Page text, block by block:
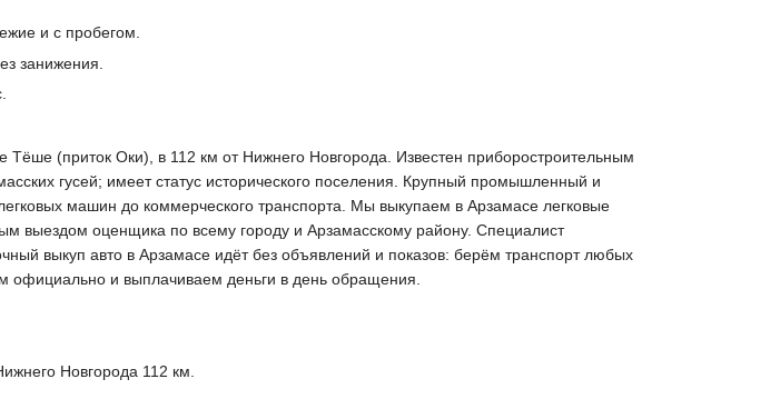
и с пробегом.
занижения.
(приток Оки), в 112 км от Нижнего Новгорода. Известен приборостроительным
гусей; имеет статус исторического поселения. Крупный промышленный и
машин до коммерческого транспорта. Мы выкупаем в Арзамасе легковые
выездом оценщика по всему городу и Арзамасскому району. Специалист
выкуп авто в Арзамасе идёт без объявлений и показов: берём транспорт любых
официально и выплачиваем деньги в день обращения.
Новгорода 112 км.